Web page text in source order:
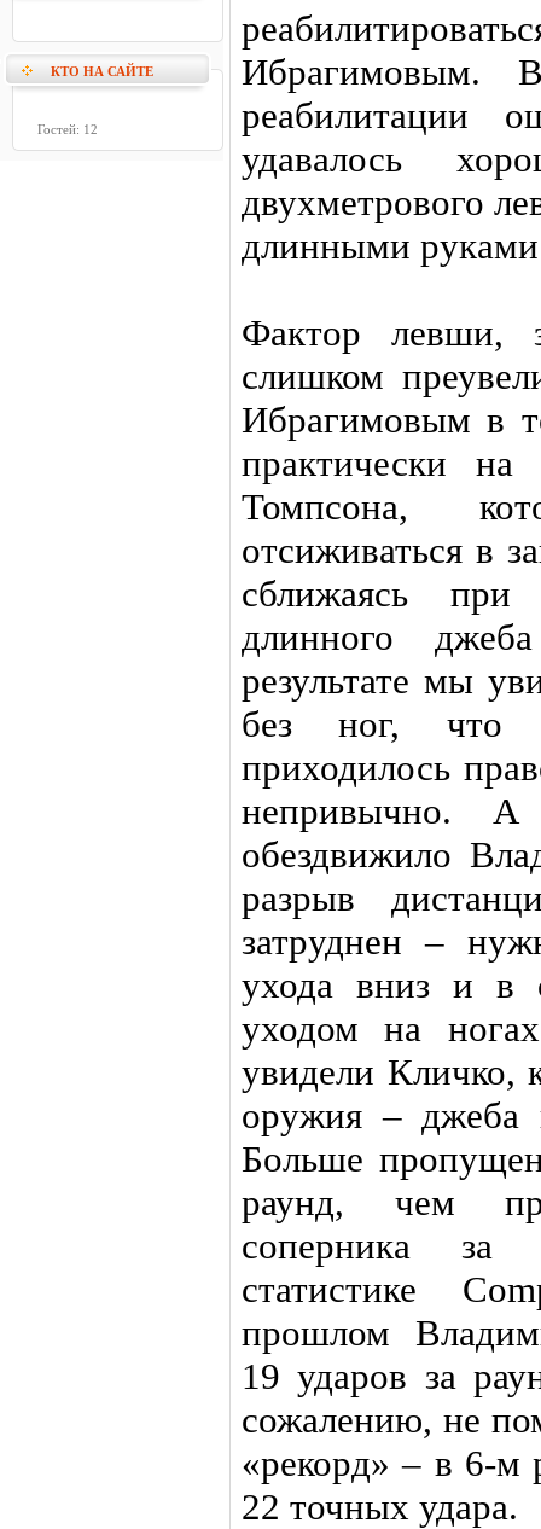
КТО НА САЙТЕ
Гостей: 12
Ибрагимовым.
реабилитации
удавалось
двухметрового
длинными
Фактор левши,
слишком
Ибрагимовым в
практически
Томпсона,
отсиживаться в
сближаясь
длинного
результате мы
без ног, что
приходилось
непривычно.
обездвижило
разрыв
затруднен –
ухода вниз и в
уходом на
увидели Кличко,
оружия – джеба
Больше
раунд, чем
соперника за
статистике
прошлом
19 ударов за
сожалению, не
«рекорд» – в 6-м
22 точных удара.